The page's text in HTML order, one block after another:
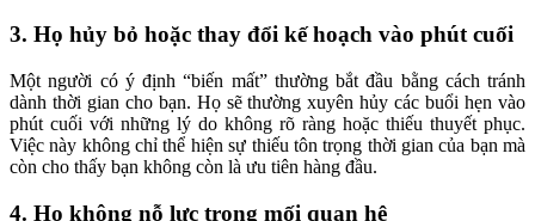
3. Họ hủy bỏ hoặc thay đổi kế hoạch vào phút cuối
Một người có ý định “biến mất” thường bắt đầu bằng cách tránh
dành thời gian cho bạn. Họ sẽ thường xuyên hủy các buổi hẹn vào
phút cuối với những lý do không rõ ràng hoặc thiếu thuyết phục.
Việc này không chỉ thể hiện sự thiếu tôn trọng thời gian của bạn mà
còn cho thấy bạn không còn là ưu tiên hàng đầu.
4. Họ không nỗ lực trong mối quan hệ